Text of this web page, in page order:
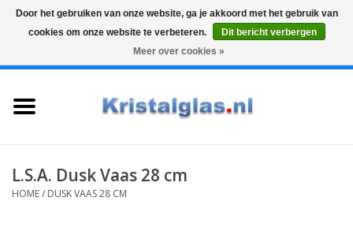
Graveren
Karaffen
L.S.A. Dusk Vaas 28 cm
HOME/ DUSK VAAS 28 CM
Door het gebruiken van onze website, ga je akkoord met het gebruik van
cookies om onze website te verbeteren.
Dit bericht verbergen
Meer over cookies »